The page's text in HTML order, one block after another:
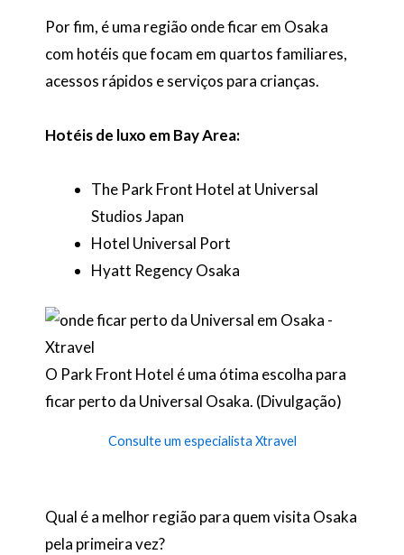
Por fim, é uma região onde ficar em Osaka
com hotéis que focam em quartos familiares,
acessos rápidos e serviços para crianças.
Hotéis de luxo em Bay Area:
The Park Front Hotel at Universal
Studios Japan
Hotel Universal Port
Hyatt Regency Osaka
O Park Front Hotel é uma ótima escolha para
ficar perto da Universal Osaka. (Divulgação)
Consulte um especialista Xtravel
Qual é a melhor região para quem visita Osaka
pela primeira vez?